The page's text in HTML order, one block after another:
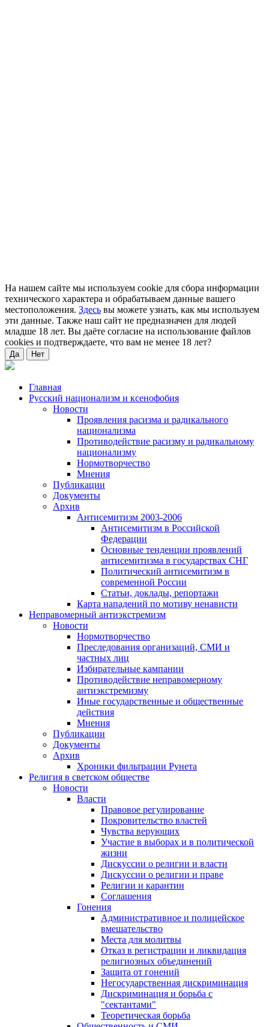
На нашем сайте мы используем cookie для сбора информации
технического характера и обрабатываем данные вашего
местоположения. Здесь вы можете узнать, как мы используем
эти данные. Также наш сайт не предназначен для людей
младше 18 лет. Вы даёте согласие на использование файлов
cookies и подтверждаете, что вам не менее 18 лет?
Да Нет
Главная
Русский национализм и ксенофобия
Новости
Проявления расизма и радикального
национализма
Противодействие расизму и радикальному
национализму
Нормотворчество
Мнения
Публикации
Документы
Архив
Антисемитизм 2003-2006
Антисемитизм в Российской
Федерации
Основные тенденции проявлений
антисемитизма в государствах СНГ
Политический антисемитизм в
современной России
Статьи, доклады, репортажи
Карта нападений по мотиву ненависти
Неправомерный антиэкстремизм
Новости
Нормотворчество
Преследования организаций, СМИ и
частных лиц
Избирательные кампании
Противодействие неправомерному
антиэкстремизму
Иные государственные и общественные
действия
Мнения
Публикации
Документы
Архив
Хроники фильтрации Рунета
Религия в светском обществе
Новости
Власти
Правовое регулирование
Покровительство властей
Чувства верующих
Участие в выборах и в политической
жизни
Дискуссии о религии и власти
Дискуссии о религии и праве
Религии и карантин
Соглашения
Гонения
Административное и полицейское
вмешательство
Места для молитвы
Отказ в регистрации и ликвидация
религиозных объединений
Защита от гонений
Негосударственная дискриминация
Дискриминация и борьба с
"сектантами"
Теоретическая борьба